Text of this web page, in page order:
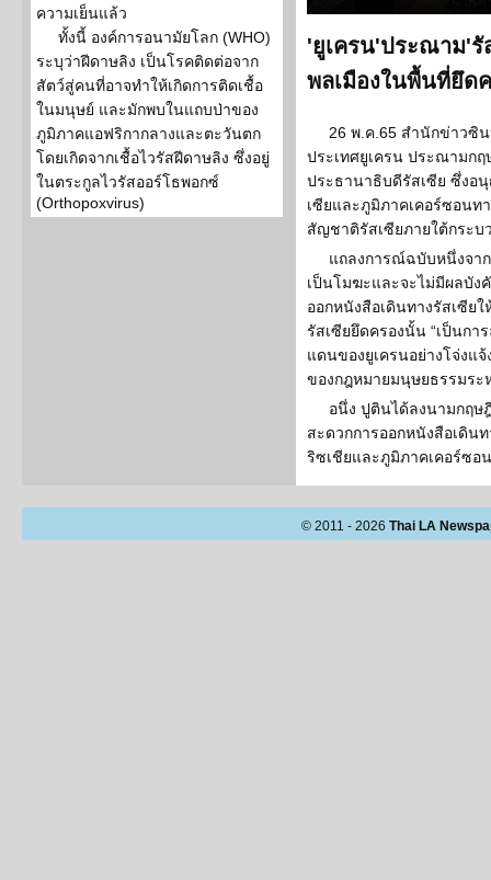
ความเย็นแล้ว
ทั้งนี้ องค์การอนามัยโลก (WHO)
ระบุว่าฝีดาษลิง เป็นโรคติดต่อจาก
สัตว์สู่คนที่อาจทำให้เกิดการติดเชื้อ
ในมนุษย์ และมักพบในแถบป่าของ
ภูมิภาคแอฟริกากลางและตะวันตก
โดยเกิดจากเชื้อไวรัสฝีดาษลิง ซึ่งอยู่
ในตระกูลไวรัสออร์โธพอกซ์
(Orthopoxvirus)
'ยูเครน'ประณาม'รั
พลเมืองในพื้นที่ยึด
26 พ.ค.65 สำนักข่าวซิน
ประเทศยูเครน ประณามก
ประธานาธิบดีรัสเซีย ซึ่งอ
เซียและภูมิภาคเคอร์ซอนท
สัญชาติรัสเซียภายใต้กระบ
แถลงการณ์ฉบับหนึ่งจา
เป็นโมฆะและจะไม่มีผลบัง
ออกหนังสือเดินทางรัสเซีย
รัสเซียยึดครองนั้น “เป็นก
แดนของยูเครนอย่างโจ่งแ
ของกฎหมายมนุษยธรรมระ
อนึ่ง ปูตินได้ลงนามกฤษ
สะดวกการออกหนังสือเดิ
ริซเชียและภูมิภาคเคอร์ซ
© 2011 - 2026 Thai LA